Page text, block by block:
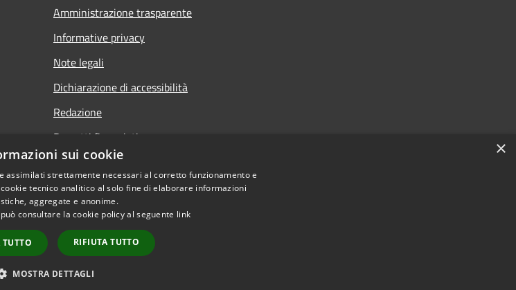
Amministrazione trasparente
Informative privacy
Note legali
Dichiarazione di accessibilità
Redazione
Progetti finanziati
Dichiarazione di accessibilità
×
sui cookie
assimilati strettamente necessari al corretto funzionamento e
tecnico analitico al solo fine di elaborare informazioni
aggregate e anonime.
consultare la cookie policy al seguente link
TUTTO RIFIUTA TUTTO
MOSTRA DETTAGLI